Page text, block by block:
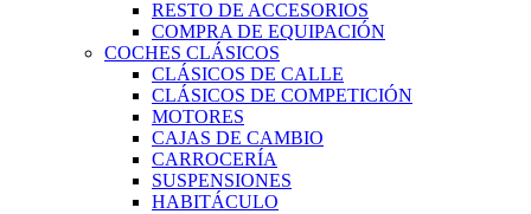
RESTO DE ACCESORIOS
COMPRA DE EQUIPACIÓN
COCHES CLÁSICOS
CLÁSICOS DE CALLE
CLÁSICOS DE COMPETICIÓN
MOTORES
CAJAS DE CAMBIO
CARROCERÍA
SUSPENSIONES
HABITÁCULO